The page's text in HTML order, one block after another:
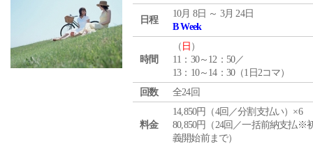
日程
10月 8日 ～ 3月 24日
B Week
時間
（ 日 ）
11：30～12：50／
13：10～14：30（1日2コマ）
回数
全24回
料金
14,850円（4回／分割支払い）×6
80,850円（24回／一括前納支払※
義開始前まで）